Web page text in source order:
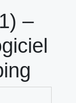
–